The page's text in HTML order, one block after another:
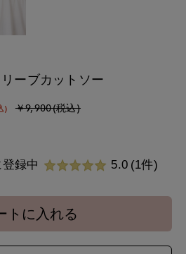
ーブカットソー
) ￥9,900(税込)
録中 5.0 (1件)
トに入れる